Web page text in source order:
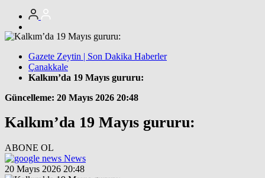
Gazete Zeytin | Son Dakika Haberler
Çanakkale
Kalkım’da 19 Mayıs gururu:
Güncelleme: 20 Mayıs 2026 20:48
Kalkım’da 19 Mayıs gururu:
ABONE OL
News
20 Mayıs 2026 20:48